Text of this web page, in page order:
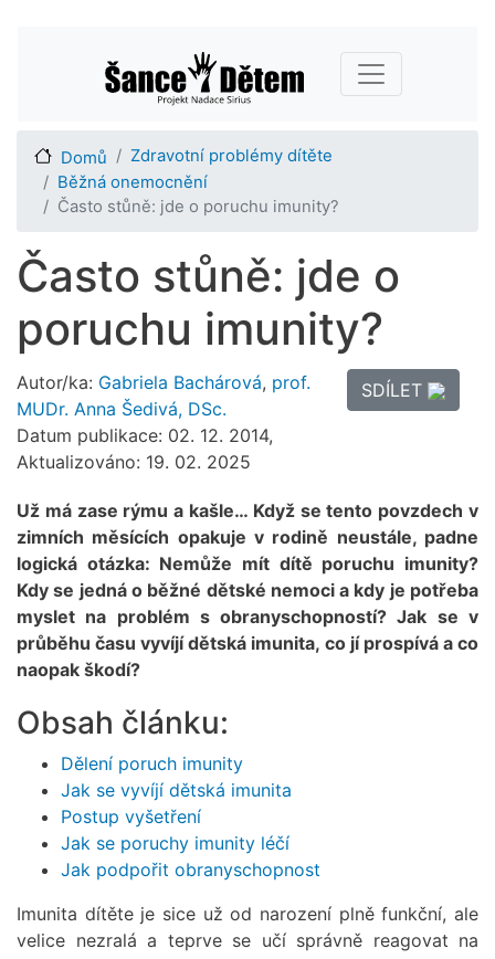
hlavnímu
obsahu
Main navigation
Domů
Zdravotní problémy dítěte
Běžná onemocnění
Často stůně: jde o poruchu imunity?
Často stůně: jde o
poruchu imunity?
Autor/ka: Gabriela Bachárová, prof.
MUDr. Anna Šedivá, DSc.
Datum publikace: 02. 12. 2014,
Aktualizováno: 19. 02. 2025
SDÍLET
Už má zase rýmu a kašle… Když se tento povzdech v
zimních měsících opakuje v rodině neustále, padne
logická otázka: Nemůže mít dítě poruchu imunity?
Kdy se jedná o běžné dětské nemoci a kdy je potřeba
myslet na problém s obranyschopností? Jak se v
průběhu času vyvíjí dětská imunita, co jí prospívá a co
naopak škodí?
Obsah článku:
Dělení poruch imunity
Jak se vyvíjí dětská imunita
Postup vyšetření
Jak se poruchy imunity léčí
Jak podpořit obranyschopnost
Imunita dítěte je sice už od narození plně funkční, ale
velice nezralá a teprve se učí správně reagovat na